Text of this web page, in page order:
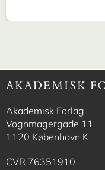
Akademisk Forlag
Vognmagergade 11
1120 København K
CVR 76351910